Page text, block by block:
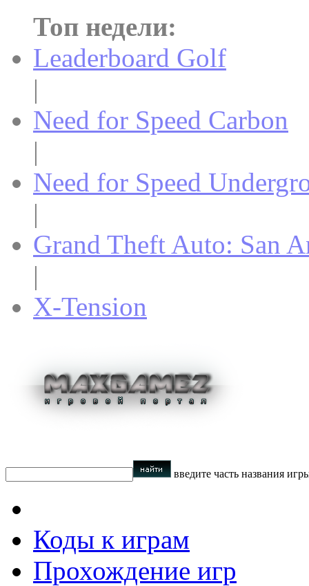
Топ недели:
Leaderboard Golf
|
Need for Speed Carbon
|
Need for Speed
|
Grand Theft Auto: San
|
X-Tension
введите часть названия
Коды к играм
Прохождение игр